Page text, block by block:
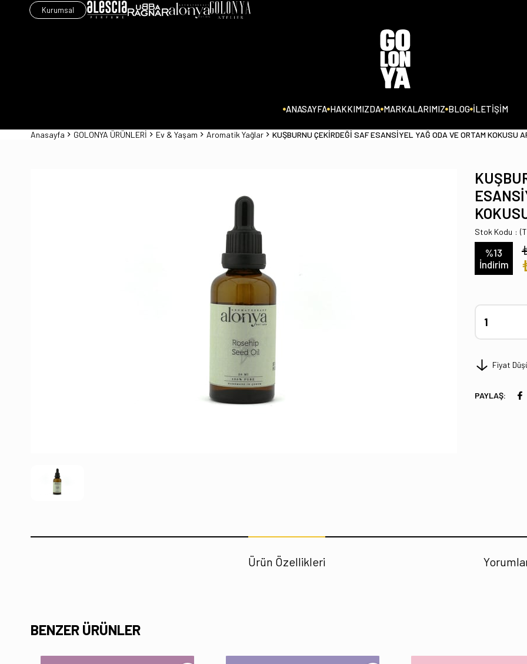
Kurumsal
ANASAYFA HAKKIMIZDA MARKALARIMIZ BLOG İLETİŞİM
Anasayfa GOLONYA ÜRÜNLERİ Ev & Yaşam Aromatik Yağlar KUŞBURNU ÇEKİRDEĞİ SAF ESANSİYEL YAĞ ODA VE ORTAM KOKUSU
Stok Kodu
%13
İndirim
Fiyat
PAYLAŞ:
Ürün Özellikleri
BENZER ÜRÜNLER